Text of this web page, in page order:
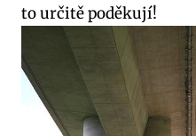
to určitě poděkují!